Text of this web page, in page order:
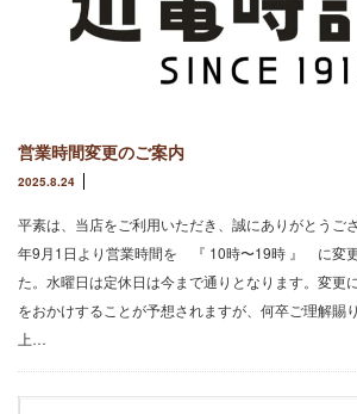
営業時間変更のご案内
2025.8.24
平素は、当店をご利用いただき、誠にありがとうご
年9月1日より営業時間を 『 10時〜19時 』 に変
た。水曜日は定休日は今まで通りとなります。変更
をおかけすることが予想されますが、何卒ご理解賜
上…